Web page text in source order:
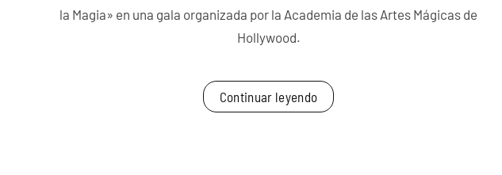
la Magia» en una gala organizada por la Academia de las Artes Mágicas de
Hollywood.
Continuar leyendo